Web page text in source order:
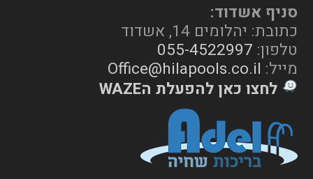
סניף אשדוד:
כתובת: יהלומים 14, אשדוד
טלפון: 055-4522997
מייל: Office@hilapools.co.il
לחצו כאן להפעלת הWAZE